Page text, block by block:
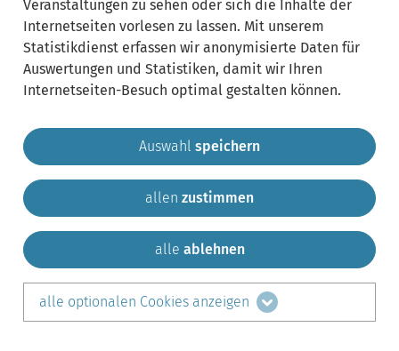
Gemeinde Krailling Impressum
Sitemap
Kontakt
teilen auf:
LinkedIn
Veranstaltungen zu sehen oder sich die Inhalte der
Internetseiten vorlesen zu lassen. Mit unserem
Statistikdienst erfassen wir anonymisierte Daten für
Auswertungen und Statistiken, damit wir Ihren
Internetseiten-Besuch optimal gestalten können.
Auswahl speichern
allen zustimmen
alle ablehnen
alle optionalen Cookies anzeigen